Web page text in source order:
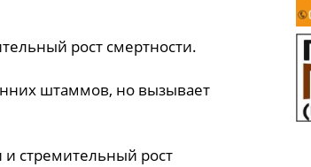
рост смертности.
штаммов, но вызывает
и стремительный рост